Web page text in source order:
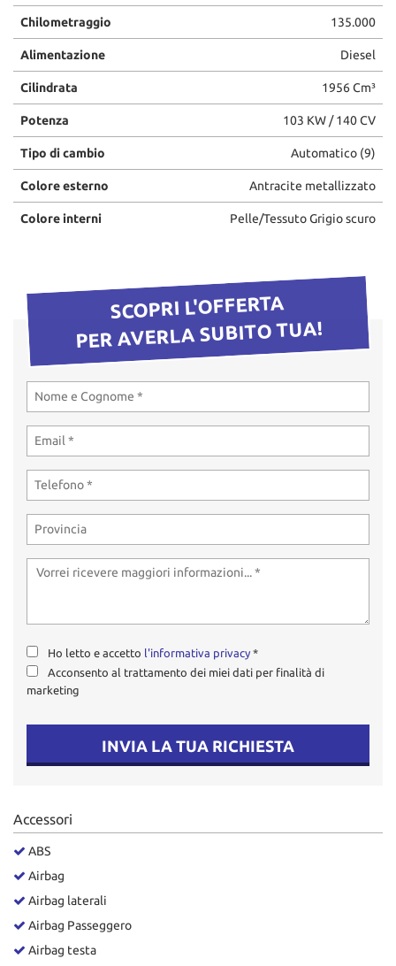
Chilometraggio 135.000
Alimentazione Diesel
Cilindrata 1956 Cm³
Potenza 103 KW / 140 CV
Tipo di cambio Automatico (9)
Colore esterno Antracite metallizzato
Colore interni Pelle/Tessuto Grigio scuro
SCOPRI L'OFFERTA
PER AVERLA SUBITO TUA!
Ho letto e accetto l'informativa privacy *
Acconsento al trattamento dei miei dati per finalità di
marketing
INVIA LA TUA RICHIESTA
Accessori
ABS
Airbag
Airbag laterali
Airbag Passeggero
Airbag testa
questi
di
tracciamento
si
rimanda
alla
cookie
policy.
rivedere
e
in
qualsiasi
momento.
Cookie necessari
Cookie delle preferenze
Cookie per il miglioramento dell'esperienza utente
Cookie di marketing
policy
le